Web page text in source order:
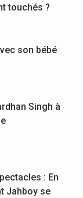
touchés ?
son bébé
Singh à
: En
Jahboy se